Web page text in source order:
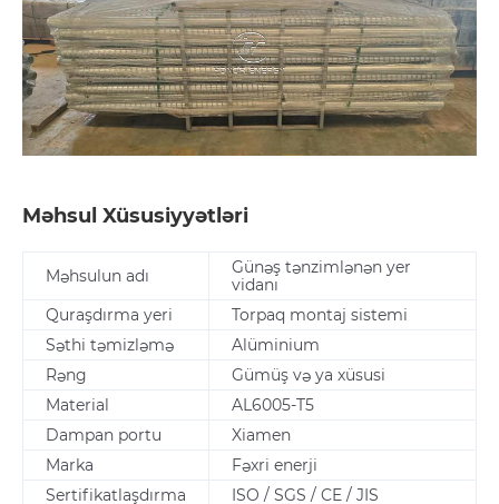
Məhsul Xüsusiyyətləri
Məhsulun adı
Günəş tənzimlənən yer
vidanı
Quraşdırma yeri
Torpaq montaj sistemi
Səthi təmizləmə
Alüminium
Rəng
Gümüş və ya xüsusi
Material
AL6005-T5
Dampan portu
Xiamen
Marka
Fəxri enerji
Sertifikatlaşdırma
ISO / SGS / CE / JIS